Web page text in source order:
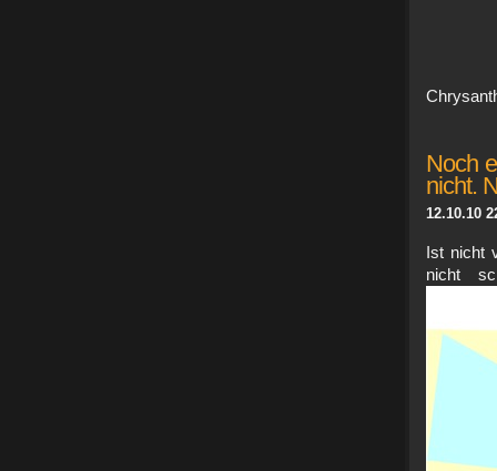
Noch
nicht.
12.10.10
Ist nicht
nicht